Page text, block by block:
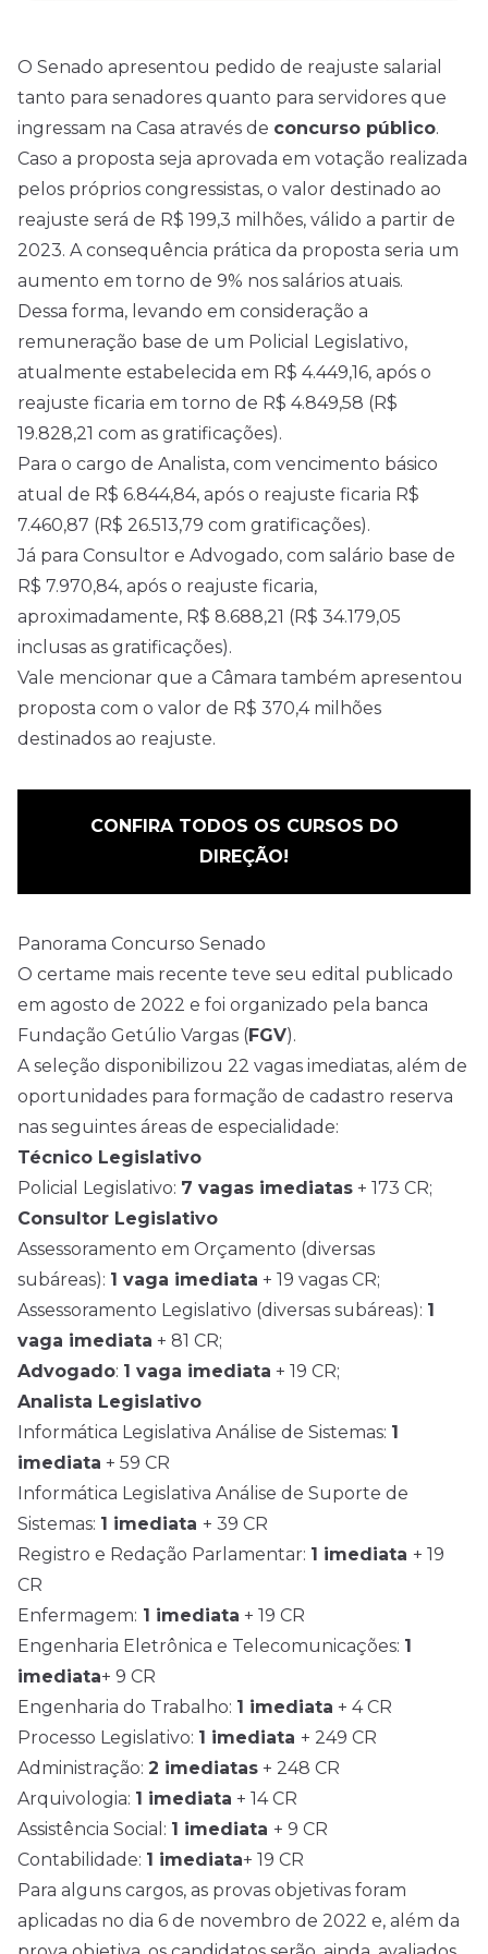
O Senado apresentou pedido de reajuste salarial
tanto para senadores quanto para servidores que
ingressam na Casa através de concurso público.
Caso a proposta seja aprovada em votação realizada
pelos próprios congressistas, o valor destinado ao
reajuste será de R$ 199,3 milhões, válido a partir de
2023. A consequência prática da proposta seria um
aumento em torno de 9% nos salários atuais.
Dessa forma, levando em consideração a
remuneração base de um Policial Legislativo,
atualmente estabelecida em R$ 4.449,16, após o
reajuste ficaria em torno de R$ 4.849,58 (R$
19.828,21 com as gratificações).
Para o cargo de Analista, com vencimento básico
atual de R$ 6.844,84, após o reajuste ficaria R$
7.460,87 (R$ 26.513,79 com gratificações).
Já para Consultor e Advogado, com salário base de
R$ 7.970,84, após o reajuste ficaria,
aproximadamente, R$ 8.688,21 (R$ 34.179,05
inclusas as gratificações).
Vale mencionar que a Câmara também apresentou
proposta com o valor de R$ 370,4 milhões
destinados ao reajuste.
CONFIRA TODOS OS CURSOS DO
DIREÇÃO!
Panorama Concurso Senado
O certame mais recente teve seu edital publicado
em agosto de 2022 e foi organizado pela banca
Fundação Getúlio Vargas (FGV).
A seleção disponibilizou 22 vagas imediatas, além de
oportunidades para formação de cadastro reserva
nas seguintes áreas de especialidade:
Técnico Legislativo
Policial Legislativo: 7 vagas imediatas + 173 CR;
Consultor Legislativo
Assessoramento em Orçamento (diversas
subáreas): 1 vaga imediata + 19 vagas CR;
Assessoramento Legislativo (diversas subáreas): 1
vaga imediata + 81 CR;
Advogado: 1 vaga imediata + 19 CR;
Analista Legislativo
Informática Legislativa Análise de Sistemas: 1
imediata + 59 CR
Informática Legislativa Análise de Suporte de
Sistemas: 1 imediata + 39 CR
Registro e Redação Parlamentar: 1 imediata + 19
CR
Enfermagem: 1 imediata + 19 CR
Engenharia Eletrônica e Telecomunicações: 1
imediata+ 9 CR
Engenharia do Trabalho: 1 imediata + 4 CR
Processo Legislativo: 1 imediata + 249 CR
Administração: 2 imediatas + 248 CR
Arquivologia: 1 imediata + 14 CR
Assistência Social: 1 imediata + 9 CR
Contabilidade: 1 imediata+ 19 CR
Para alguns cargos, as provas objetivas foram
aplicadas no dia 6 de novembro de 2022 e, além da